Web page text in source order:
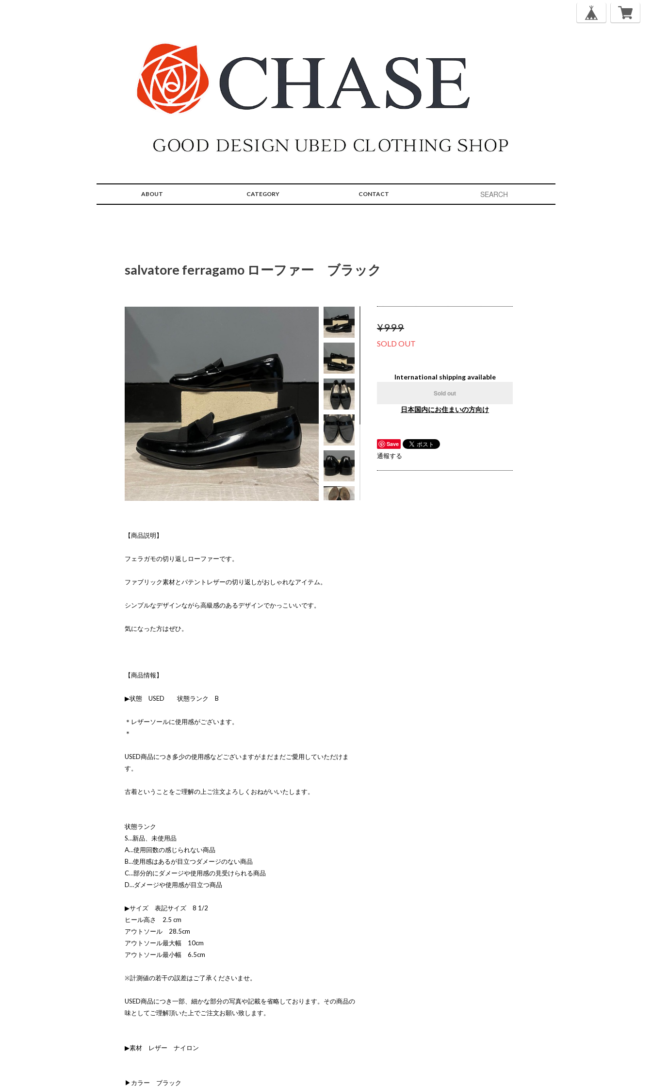
ABOUT CATEGORY CONTACT
salvatore ferragamo ローファー ブラック
【商品説明】
フェラガモの切り返しローファーです。
ファブリック素材とパテントレザーの切り返しがおしゃれなアイテム。
シンプルなデザインながら高級感のあるデザインでかっこいいです。
気になった方はぜひ。
【商品情報】
▶状態 USED 状態ランク B
＊レザーソールに使用感がございます。
＊
USED商品につき多少の使用感などございますがまだまだご愛用していただけま
す。
古着ということをご理解の上ご注文よろしくおねがいいたします。
状態ランク
S…新品、未使用品
A…使用回数の感じられない商品
B…使用感はあるが目立つダメージのない商品
C…部分的にダメージや使用感の見受けられる商品
D…ダメージや使用感が目立つ商品
▶サイズ 表記サイズ 8 1/2
ヒール高さ 2.5 cm
アウトソール 28.5cm
アウトソール最大幅 10cm
アウトソール最小幅 6.5cm
※計測値の若干の誤差はご了承くださいませ。
USED商品につき一部、細かな部分の写真や記載を省略しております。その商品の
味としてご理解頂いた上でご注文お願い致します。
▶素材 レザー ナイロン
▶カラー ブラック
¥999
SOLD OUT
International shipping available
Sold out
日本国内にお住まいの方向け
Save
通報する